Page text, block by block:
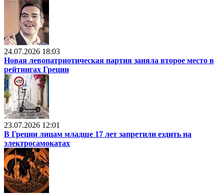
24.07.2026 18:03
Новая левопатриотическая партия заняла второе место в
рейтингах Греции
23.07.2026 12:01
В Греции лицам младше 17 лет запретили ездить на
электросамокатах